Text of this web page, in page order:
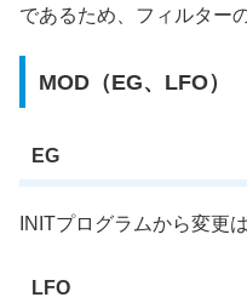
であるため、フィルター
MOD（EG、LFO）
EG
INITプログラムから変更
LFO